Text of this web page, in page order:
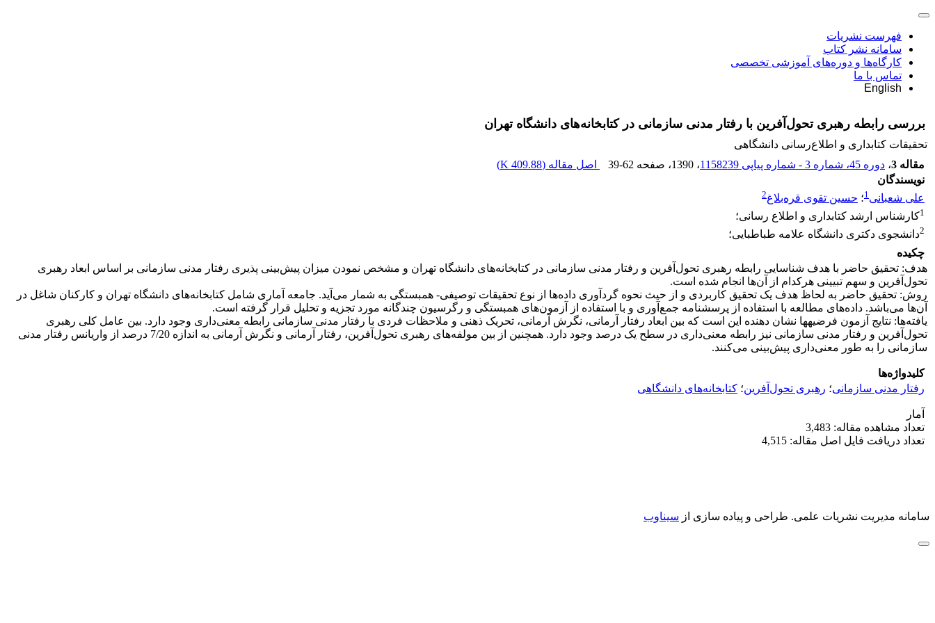
فهرست نشریات
سامانه نشر کتاب
کارگاه‌ها و دوره‌های آموزشی تخصصی
تماس با ما
English
بررسی رابطه رهبری تحول‌آفرین با رفتار مدنی سازمانی در کتابخانه‌های دانشگاه تهران
تحقیقات کتابداری و اطلاع‌رسانی دانشگاهی
مقاله 3
، دوره 45، شماره 3 - شماره پیاپی 1158239 ، 1390 ، صفحه 39-62 اصل مقاله (409.88 K
)
نویسندگان
علی شعبانی1؛ حسین تقوی قره‌بلاغ2
1کارشناس ارشد کتابداری و اطلاع رسانی؛
2دانشجوی دکتری دانشگاه علامه طباطبایی؛
چکیده
هدف: تحقیق حاضر با هدف شناسایی رابطه رهبری تحول‌آفرین و رفتار مدنی سازمانی در کتابخانه‌های دانشگاه تهران و مشخص نمودن میزان پیش‌بینی پذیری رفتار مدنی سازمانی بر اساس ابعاد رهبری
تحول‌آفرین و سهم تبیینی هرکدام از آن‌ها انجام شده است.
روش: تحقیق حاضر به لحاظ هدف یک تحقیق کاربردی و از حیث نحوه گردآوری داده‌ها از نوع تحقیقات توصیفی- همبستگی به شمار می‌آید. جامعه آماری شامل کتابخانه‌های دانشگاه تهران و کارکنان شاغل در
آن‌ها می‌باشد. داده‌های مطالعه با استفاده از پرسشنامه جمع‌آوری و با استفاده از آزمون‌های همبستگی و رگرسیون چندگانه مورد تجزیه و تحلیل قرار گرفته است.
یافته‌ها: نتایج آزمون فرضیه‏ها نشان دهنده این است که بین ابعاد رفتار آرمانی، نگرش آرمانی، تحریک ذهنی و ملاحظات فردی با رفتار مدنی سازمانی رابطه معنی‌داری وجود دارد. بین عامل کلی رهبری
تحول‌آفرین و رفتار مدنی سازمانی نیز رابطه معنی‌داری در سطح یک درصد وجود دارد. همچنین از بین مولفه‌های رهبری تحول‌آفرین، رفتار آرمانی و نگرش آرمانی به اندازه 7/20 درصد از واریانس رفتار مدنی
سازمانی را به طور معنی‌داری پیش‌بینی می‌کنند.
کلیدواژه‌ها
رفتار مدنی سازمانی؛ رهبری تحول‌آفرین؛ کتابخانه‌های دانشگاهی
آمار
تعداد مشاهده مقاله: 3,483
تعداد دریافت فایل اصل مقاله: 4,515
سامانه مدیریت نشریات علمی. طراحی و پیاده سازی از سیناوب